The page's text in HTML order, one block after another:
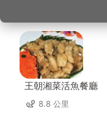
王朝湘菜活魚餐廳
8.8 公里